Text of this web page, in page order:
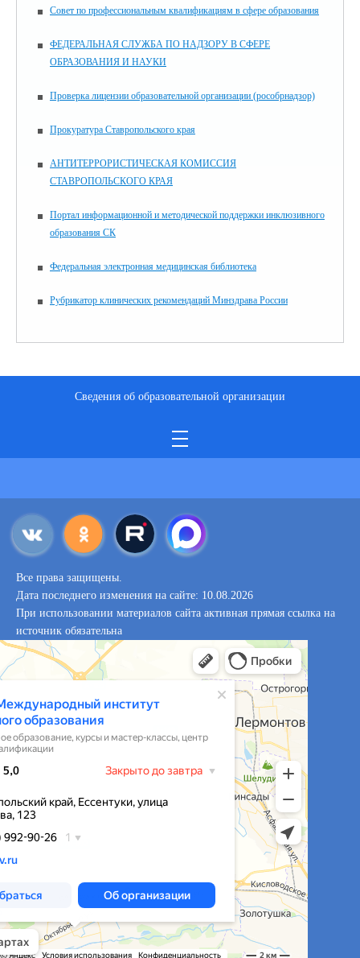
Совет по профессиональным квалификациям в сфере образования
ФЕДЕРАЛЬНАЯ СЛУЖБА ПО НАДЗОРУ В СФЕРЕ
ОБРАЗОВАНИЯ И НАУКИ
Проверка лицензии образовательной организации (рособрнадзор)
Прокуратура Ставропольского края
АНТИТЕРРОРИСТИЧЕСКАЯ КОМИССИЯ
СТАВРОПОЛЬСКОГО КРАЯ
Портал информационной и методической поддержки инклюзивного
образования СК
Федеральная электронная медицинская библиотека
Рубрикатор клинических рекомендаций Минздрава России
Сведения об образовательной организации
Все права защищены.
Дата последнего изменения на сайте: 10.08.2026
При использовании материалов сайта активная прямая ссылка на
источник обязательна